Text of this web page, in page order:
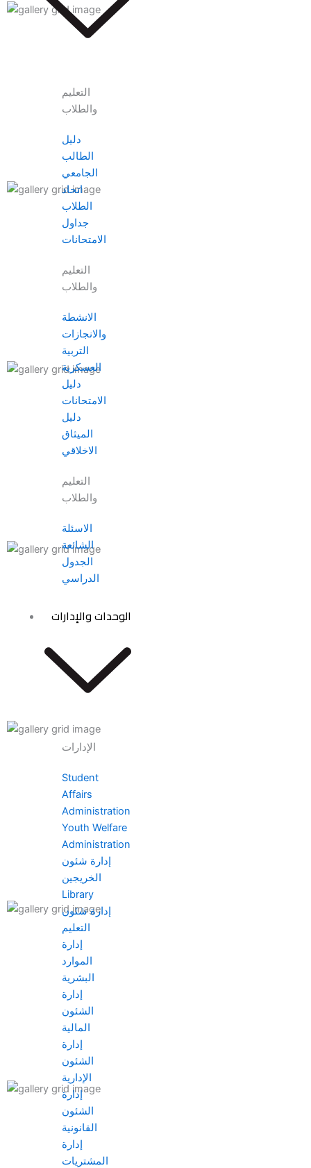
التعليم
والطلاب
دليل
الطالب
الجامعي
اتحاد
الطلاب
جداول
الامتحانات
التعليم
والطلاب
الانشطة
والانجازات
التربية
العسكرية
دليل
الامتحانات
دليل
الميثاق
الاخلاقي
التعليم
والطلاب
الاسئلة
الشائعة
الجدول
الدراسي
الوحدات والإدارات
الإدارات
Student
Affairs
Administration
Youth Welfare
Administration
إدارة شئون
الخريجين
Library
إدارة شئون
التعليم
إدارة
الموارد
البشرية
إدارة
الشئون
المالية
إدارة
الشئون
الإدارية
إدارة
الشئون
القانونية
إدارة
المشتريات